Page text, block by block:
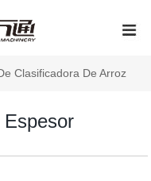
Clasificadora De Arroz